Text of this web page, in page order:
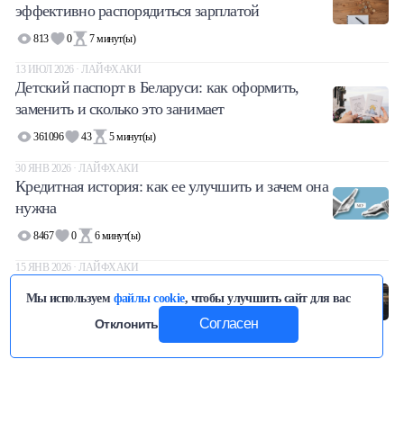
Мы используем файлы cookie, чтобы улучшить сайт для вас
Отклонить
Согласен
эффективно распорядиться зарплатой
813 0 7минут(ы)
13 ИЮЛ 2026 · ЛАЙФХАКИ
Детский паспорт в Беларуси: как оформить,
заменить и сколько это занимает
361096 43 5минут(ы)
30 ЯНВ 2026 · ЛАЙФХАКИ
Кредитная история: как ее улучшить и зачем она
нужна
8467 0 6 минут(ы)
15 ЯНВ 2026 · ЛАЙФХАКИ
некачественный или неподходящий товар